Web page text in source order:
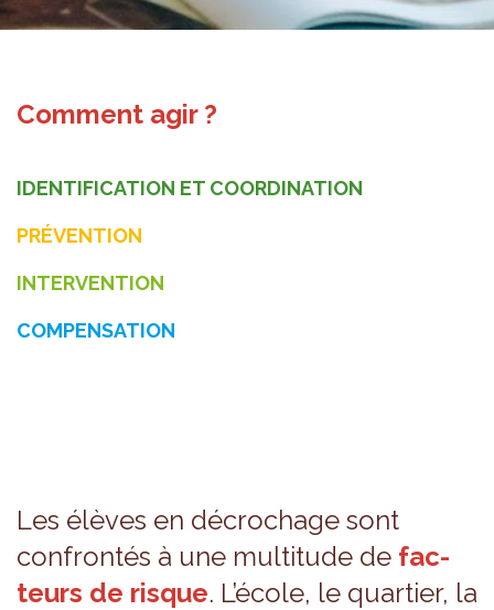
Comment agir ?
IDENTIFICATION ET COORDINATION
PRÉVENTION
INTERVENTION
COMPENSATION
Les élèves en décro­chage sont
confron­tés à une mul­ti­tude de fac­
teurs de risque. L’école, le quar­tier, la